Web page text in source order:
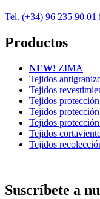
Tel. (+34) 96 235 90 01
Productos
NEW! ZIMA
Tejidos
Tejidos
Tejidos
Tejidos
Tejidos
Tejidos
Tejidos
Suscríbete a